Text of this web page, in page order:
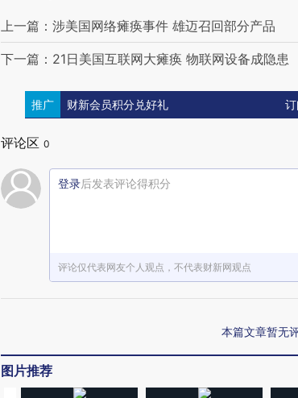
上一篇：涉美国网络瘫痪事件 雄迈召回部分产品
下一篇：21日美国互联网大瘫痪 物联网设备成隐患
推广 财新会员积分兑好礼
评论区 0
登录后发表评论得积分
评论仅代表网友个人观点，不代表财新网观点
本篇文章暂无
图片推荐